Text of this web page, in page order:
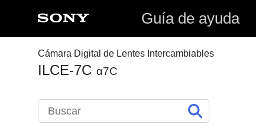
Guía de ayuda
Cámara Digital de Lentes Intercambiables
ILCE-7C α7C